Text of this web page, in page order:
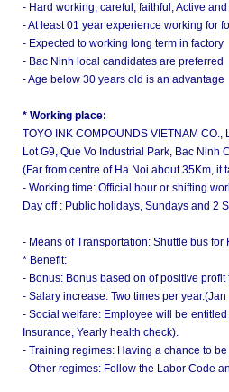
- Hard working, careful, faithful; Active
- At least 01 year experience working for
- Expected to working long term in factory
- Bac Ninh local candidates are preferred
- Age below 30 years old is an advantage
* Working place:
TOYO INK COMPOUNDS VIETNAM CO.,
Lot G9, Que Vo Industrial Park, Bac Ninh
(Far from centre of Ha Noi about 35Km, it
- Working time: Official hour or shifting
Day off : Public holidays, Sundays and 2
- Means of Transportation: Shuttle bus for
* Benefit:
- Bonus: Bonus based on of positive
- Salary increase: Two times per
- Social welfare: Employee will be
Insurance, Yearly health check).
- Training regimes: Having a chance to
- Other regimes: Follow the Labor Code